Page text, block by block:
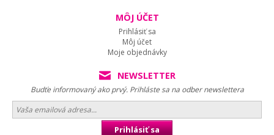
MÔJ ÚČET
Prihlásiť sa
Môj účet
Moje objednávky
NEWSLETTER
Budťe informovaný ako prvý. Prihláste sa na odber newslettera
Prihlásiť sa